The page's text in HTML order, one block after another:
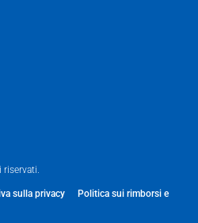
sulla privacy
Politica sui rimborsi e